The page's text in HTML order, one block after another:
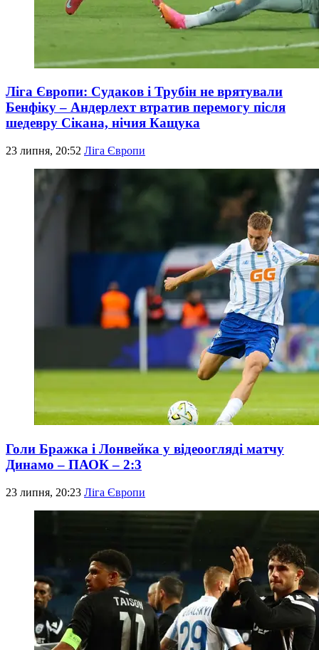
Ліга Європи: Судаков і Трубін не врятували
Бенфіку – Андерлехт втратив перемогу після
шедевру Сікана, нічия Кащука
23 липня, 20:52 Ліга Європи
Голи Бражка і Лонвейка у відеоогляді матчу
Динамо – ПАОК – 2:3
23 липня, 20:23 Ліга Європи